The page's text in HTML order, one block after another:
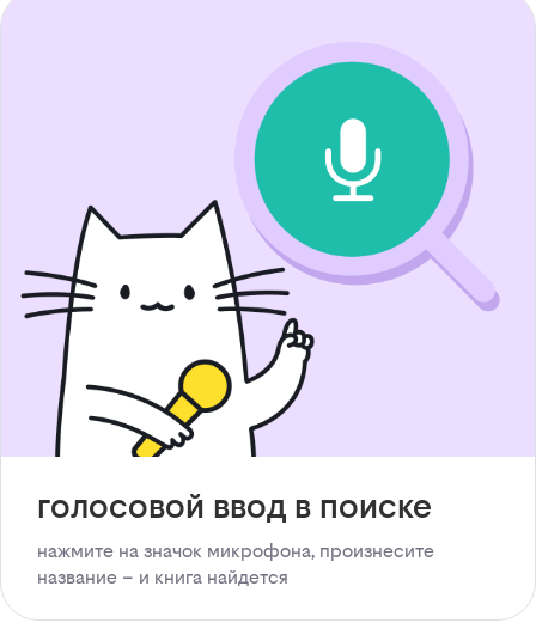
голосовой ввод в поиске
нажмите на значок микрофона, произнесите
название – и книга найдется